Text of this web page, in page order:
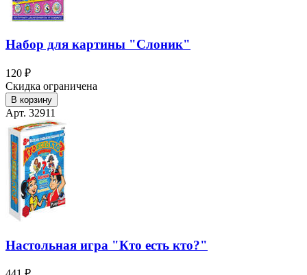
Набор для картины "Слоник"
120 ₽
Скидка ограничена
В корзину
Арт. 32911
Настольная игра "Кто есть кто?"